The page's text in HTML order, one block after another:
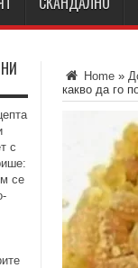
Home »
какво да го
с
се